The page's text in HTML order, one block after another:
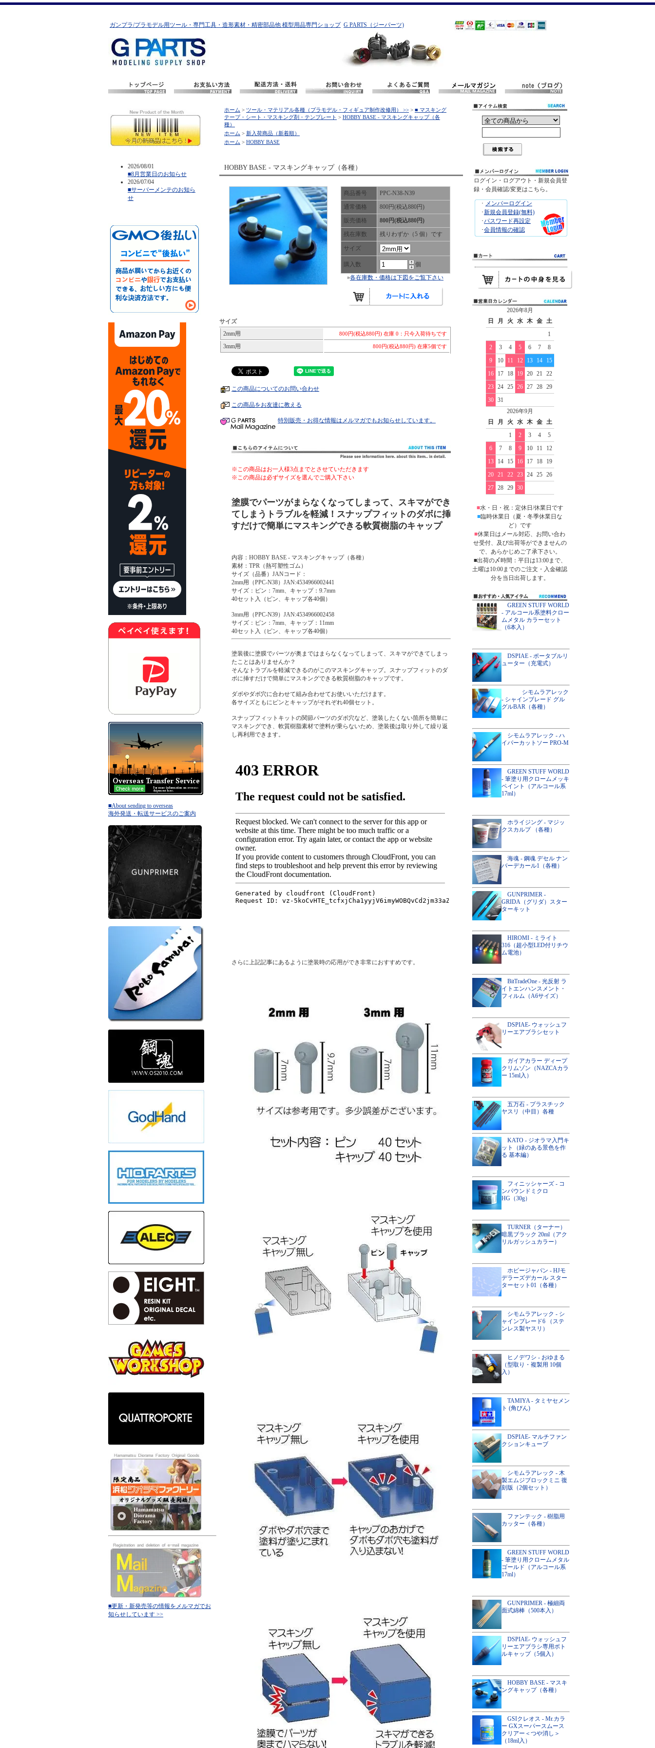
ガンプラ/プラモデル用ツール・専門工具・造形素材・精密部品他 模型用品専門ショップ G PARTS（ジーパーツ)
2026/08/01
■8月営業日のお知らせ
2026/07/04
■サーバーメンテのお知ら
せ
■About sending to overseas
海外発送・転送サービスのご案内
■更新・新発売等の情報をメルマガでお
知らせしています >>
ホーム > ツール・マテリアル各種（プラモデル・フィギュア制作改修用） >> > ■ マスキング
テープ・シート・マスキング剤・テンプレート > HOBBY BASE - マスキングキャップ（各
種）
ホーム > 新入荷商品（新着順）
ホーム > HOBBY BASE
HOBBY BASE - マスキングキャップ（各種）
商品番号
PPC-N38-N39
通常価格
800円(税込880円)
販売価格
800円(税込880円)
残在庫数
残りわずか（5 個）です
サイズ
購入数
個
»各在庫数・価格は下図をご覧下さい
サイズ
2mm用
800円(税込880円) 在庫 0：只今入荷待ちです
3mm用 800円(税込880円) 在庫5個です
この商品についてのお問い合わせ
この商品をお友達に教える
特別販売・お得な情報はメルマガでもお知らせしています。
※この商品はお一人様3点までとさせていただきます
※この商品は必ずサイズを選んでご購入下さい
塗膜でパーツがまらなくなってしまって、スキマができ
てしまうトラブルを軽減！スナップフィットのダボに挿
すだけで簡単にマスキングできる軟質樹脂のキャップ
内容：HOBBY BASE - マスキングキャップ（各種）
素材：TPR（熱可塑性ゴム）
サイズ（品番）JANコード：
2mm用（PPC-N38）JAN:4534966002441
サイズ：ピン：7mm、キャップ：9.7mm
40セット入（ピン、キャップ各40個）
3mm用（PPC-N39）JAN:4534966002458
サイズ：ピン：7mm、キャップ：11mm
40セット入（ピン、キャップ各40個）
塗装後に塗膜でパーツが奥まではまらなくなってしまって、スキマができてしまっ
たことはありませんか？
そんなトラブルを軽減できるのがこのマスキングキャップ。スナップフィットのダ
ボに挿すだけで簡単にマスキングできる軟質樹脂のキャップです。
ダボやダボ穴に合わせて組み合わせてお使いいただけます。
各サイズともにピンとキャップがそれぞれ40個セット。
スナップフィットキットの関節パーツのダボ穴など、塗装したくない箇所を簡単に
マスキングでき、軟質樹脂素材で塗料が乗らないため、塗装後は取り外して繰り返
し再利用できます。
さらに上記記事にあるように塗装時の応用ができ非常におすすめです。
ログイン・ログアウト・新規会員登
録・会員確認/変更はこちら。
･ メンバーログイン
･新規会員登録(無料)
･パスワード再設定
･会員情報の確認
2026年8月
日
月 火 水 木 金
土
1
2
3 4 5 6 7
8
9
10 11 12 13 14
15
16
17 18 19 20 21
22
23
24 25 26 27 28
29
30
31
2026年9月
日
月 火 水 木 金
土
1
2 3 4
5
6
7 8 9 10 11
12
13
14 15 16 17 18
19
20
21 22 23 24 25
26
27
28 29 30
■水・日・祝：定休日/休業日です
■臨時休業日（夏・冬季休業日な
ど）です
■休業日はメール対応、お問い合わ
せ受付、及び出荷等ができませんの
で、あらかじめご了承下さい。
■出荷の〆時間：平日は13:00まで、
土曜は10:00までのご注文・入金確認
分を当日出荷します。
GREEN STUFF WORLD
- アルコール系塗料クロー
ムメタル カラーセット
（6本入）
DSPIAE - ポータブルリ
ューター（充電式）
シモムラアレック
- シャインブレード グル
グルBAR（各種）
シモムラアレック - ハ
イパーカットソー PRO-M
GREEN STUFF WORLD
- 筆塗り用クロームメッキ
ペイント（アルコール系
17ml）
ホライジング - マジッ
クスカルプ （各種）
海魂 - 鋼魂 デセル ナン
バーデカール1（各種）
GUNPRIMER -
GRIDA（グリダ）スター
ターキット
HIROMI - ミライト
316（超小型LED付リチウ
ム電池）
BitTradeOne - 光反射 ラ
イトエンハンスメント・
フィルム（A6サイズ）
DSPIAE- ウォッシュフ
リーエアブラシセット
ガイアカラー ディープ
クリムゾン（NAZCAカラ
ー 15ml入）
五万石 - プラスチック
ヤスリ（中目）各種
KATO - ジオラマ入門キ
ット（緑のある景色を作
る 基本編）
フィニッシャーズ - コ
ンパウンドミクロ
HG（30g）
TURNER（ターナー）
暗黒ブラック 20ml（アク
リルガッシュカラー）
ホビージャパン - HJモ
デラーズデカール スター
ターセット01（各種）
シモムラアレック - シ
ャインブレード6 （ステ
ンレス製ヤスリ）
ヒノデワシ - おゆまる
（型取り・複製用 10個
入）
TAMIYA - タミヤセメン
ト (角びん)
DSPIAE- マルチファン
クションキューブ
シモムラアレック - 木
製エムジブロックミニ 復
刻版（2個セット）
ファンテック - 樹脂用
カッター（各種）
GREEN STUFF WORLD
- 筆塗り用クロームメタル
ゴールド（アルコール系
17ml）
GUNPRIMER - 極細両
面式綿棒（500本入）
DSPIAE- ウォッシュフ
リーエアブラシ専用ボト
ルキャップ（5個入）
HOBBY BASE - マスキ
ングキャップ（各種）
GSIクレオス - Mr.カラ
ー GXスーパースムース
クリアー＜つや消し＞
（18ml入）